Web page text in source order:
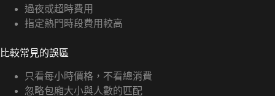
過夜或超時費用
指定熱門時段費用較高
比較常見的誤區
只看每小時價格，不看總消費
忽略包廂大小與人數的匹配